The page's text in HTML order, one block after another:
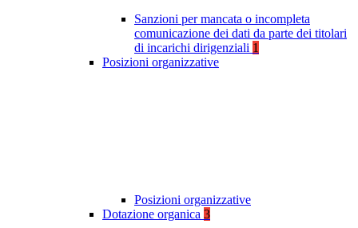
Sanzioni per mancata o incompleta
comunicazione dei dati da parte dei titolari
di incarichi dirigenziali 1
Posizioni organizzative
Posizioni organizzative
Dotazione organica 3